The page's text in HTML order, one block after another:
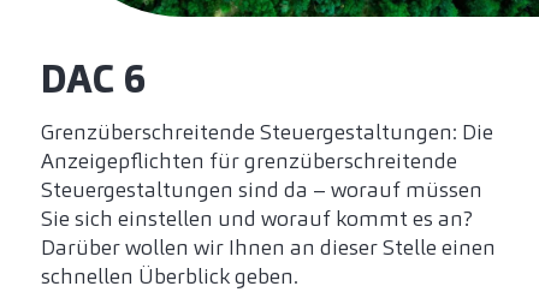
DAC 6
Grenzüberschreitende Steuergestaltungen: Die
Anzeigepflichten für grenzüberschreitende
Steuergestaltungen sind da – worauf müssen
Sie sich einstellen und worauf kommt es an?
Darüber wollen wir Ihnen an dieser Stelle einen
schnellen Überblick geben.